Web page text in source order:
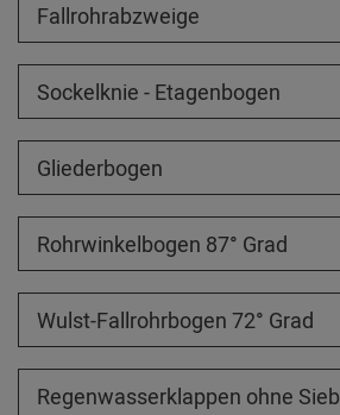
Fallrohrabzweige
Sockelknie - Etagenbogen
Gliederbogen
Rohrwinkelbogen 87° Grad
Wulst-Fallrohrbogen 72° Grad
Regenwasserklappen ohne Sieb